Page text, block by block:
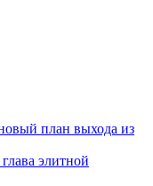
план выхода из
элитной